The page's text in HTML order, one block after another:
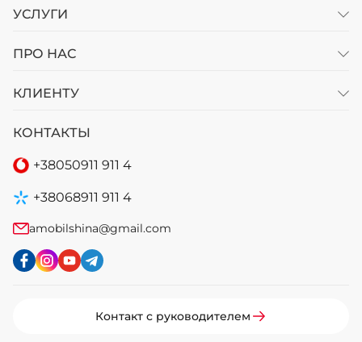
УСЛУГИ
ПРО НАС
КЛИЕНТУ
КОНТАКТЫ
+38050911 911 4
+38068911 911 4
amobilshina@gmail.com
Контакт с руководителем